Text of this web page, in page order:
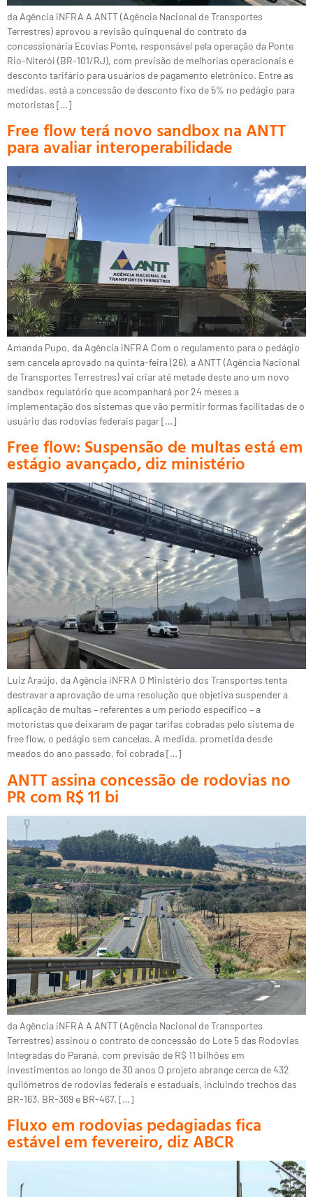
da Agência iNFRA A ANTT (Agência Nacional de Transportes
Terrestres) aprovou a revisão quinquenal do contrato da
concessionária Ecovias Ponte, responsável pela operação da Ponte
Rio-Niterói (BR-101/RJ), com previsão de melhorias operacionais e
desconto tarifário para usuários de pagamento eletrônico. Entre as
medidas, está a concessão de desconto fixo de 5% no pedágio para
motoristas […]
Free flow terá novo sandbox na ANTT
para avaliar interoperabilidade
Amanda Pupo, da Agência iNFRA Com o regulamento para o pedágio
sem cancela aprovado na quinta-feira (26), a ANTT (Agência Nacional
de Transportes Terrestres) vai criar até metade deste ano um novo
sandbox regulatório que acompanhará por 24 meses a
implementação dos sistemas que vão permitir formas facilitadas de o
usuário das rodovias federais pagar […]
Free flow: Suspensão de multas está em
estágio avançado, diz ministério
Luiz Araújo, da Agência iNFRA O Ministério dos Transportes tenta
destravar a aprovação de uma resolução que objetiva suspender a
aplicação de multas – referentes a um período específico – a
motoristas que deixaram de pagar tarifas cobradas pelo sistema de
free flow, o pedágio sem cancelas. A medida, prometida desde
meados do ano passado, foi cobrada […]
ANTT assina concessão de rodovias no
PR com R$ 11 bi
da Agência iNFRA A ANTT (Agência Nacional de Transportes
Terrestres) assinou o contrato de concessão do Lote 5 das Rodovias
Integradas do Paraná, com previsão de R$ 11 bilhões em
investimentos ao longo de 30 anos O projeto abrange cerca de 432
quilômetros de rodovias federais e estaduais, incluindo trechos das
BR-163, BR-369 e BR-467. […]
Fluxo em rodovias pedagiadas fica
estável em fevereiro, diz ABCR